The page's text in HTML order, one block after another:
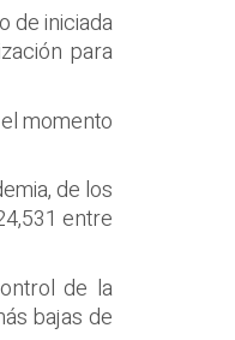
de iniciada
para
momento
de los
entre
de la
bajas de